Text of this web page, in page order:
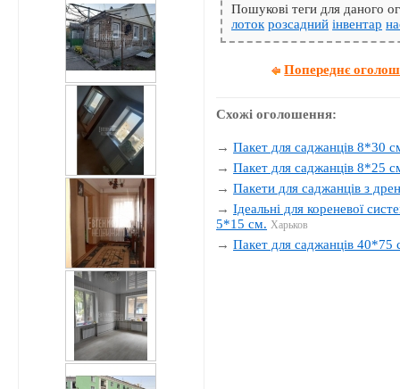
Пошукові теги для даного
лоток розсадний інвентар
Попереднє
Схожі оголошення:
→Пакет для саджанців 8*30
→Пакет для саджанців 8*25
→Пакети для саджанців з
→Ідеальні для кореневої
5*15 см. Харьков
→Пакет для саджанців 40*75